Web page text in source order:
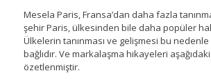
Mesela Paris, Fransa’dan daha fazla
şehir Paris, ülkesinden bile daha popüler
Ülkelerin tanınması ve gelişmesi bu
bağlıdır. Ve markalaşma hikayeleri
özetlenmiştir.